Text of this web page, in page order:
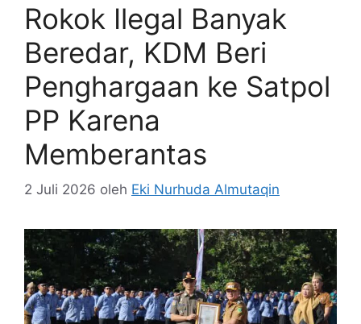
Rokok Ilegal Banyak
Beredar, KDM Beri
Penghargaan ke Satpol
PP Karena
Memberantas
2 Juli 2026 oleh Eki Nurhuda Almutaqin